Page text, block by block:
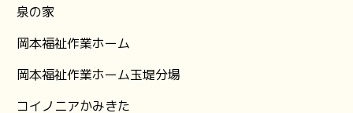
泉の家
岡本福祉作業ホーム
岡本福祉作業ホーム玉堤分場
コイノニアかみきた